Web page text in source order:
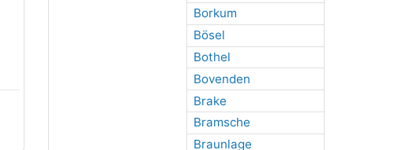
Borkum
Bösel
Bothel
Bovenden
Brake
Bramsche
Braunlage